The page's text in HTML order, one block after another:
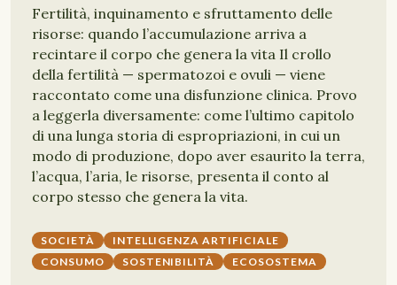
Fertilità, inquinamento e sfruttamento delle
risorse: quando l’accumulazione arriva a
recintare il corpo che genera la vita Il crollo
della fertilità — spermatozoi e ovuli — viene
raccontato come una disfunzione clinica. Provo
a leggerla diversamente: come l’ultimo capitolo
di una lunga storia di espropriazioni, in cui un
modo di produzione, dopo aver esaurito la terra,
l’acqua, l’aria, le risorse, presenta il conto al
corpo stesso che genera la vita.
SOCIETÀ
INTELLIGENZA ARTIFICIALE
CONSUMO
SOSTENIBILITÀ ECOSOSTEMA